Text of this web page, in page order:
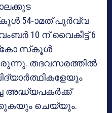
ാമത് പൂര്‍വ്വ
10 ന് വൈകീട്ട് 6
സ്‌കൂള്‍
തദവസരത്തില്‍
അദ്ധ്യപകര്‍ക്ക്
ചെയ്യും.